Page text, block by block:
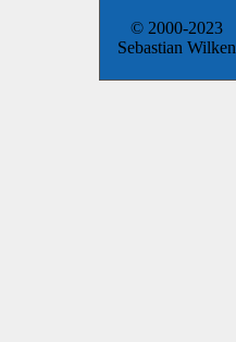
© 2000-2023
Sebastian Wilken